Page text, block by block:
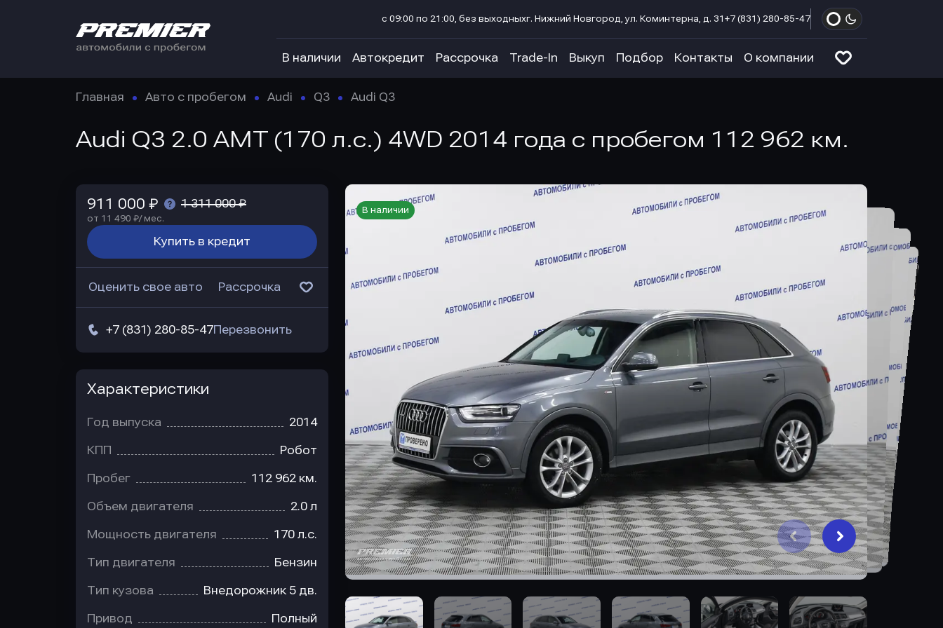
с 09:00 по 21:00, без выходныхг. Нижний Новгород, ул. Коминтерна, д. 31 +7 (831) 280-85-47
В наличии Автокредит Рассрочка Trade-In Выкуп Подбор Контакты О компании
Главная Авто с пробегом Audi Q3 Audi Q3
Audi Q3 2.0 AMT (170 л.с.) 4WD 2014 года с пробегом 112 962 км.
В наличии
911 000 ₽ 1 311 000 ₽
от 11 490 ₽/ мес.
Купить в кредит
Оценить свое авто Рассрочка
+7 (831) 280-85-47Перезвонить
Характеристики
Год выпуска 2014
КПП Робот
Пробег 112 962 км.
Объем двигателя 2.0 л
Мощность двигателя 170 л.с.
Тип двигателя Бензин
Тип кузова Внедорожник 5 дв.
Привод Полный